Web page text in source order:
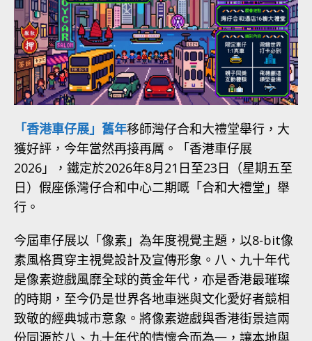
「香港車仔展」舊年移師灣仔合和大禮堂舉行，大
獲好評，今年當然再接再厲。「香港車仔展
2026」，鐵定於2026年8月21日至23日（星期五至
日）假座係灣仔合和中心二期嘅「合和大禮堂」舉
行。
今屆車仔展以「像素」為年度視覺主題，以8-bit像
素風格貫穿主視覺設計及宣傳形象。八、九十年代
是像素遊戲風靡全球的黃金年代，亦是香港最璀璨
的時期，至今仍是世界各地車迷與文化愛好者競相
致敬的經典城市意象。將像素遊戲與香港街景這兩
份同源於八、九十年代的情懷合而為一，讓本地與